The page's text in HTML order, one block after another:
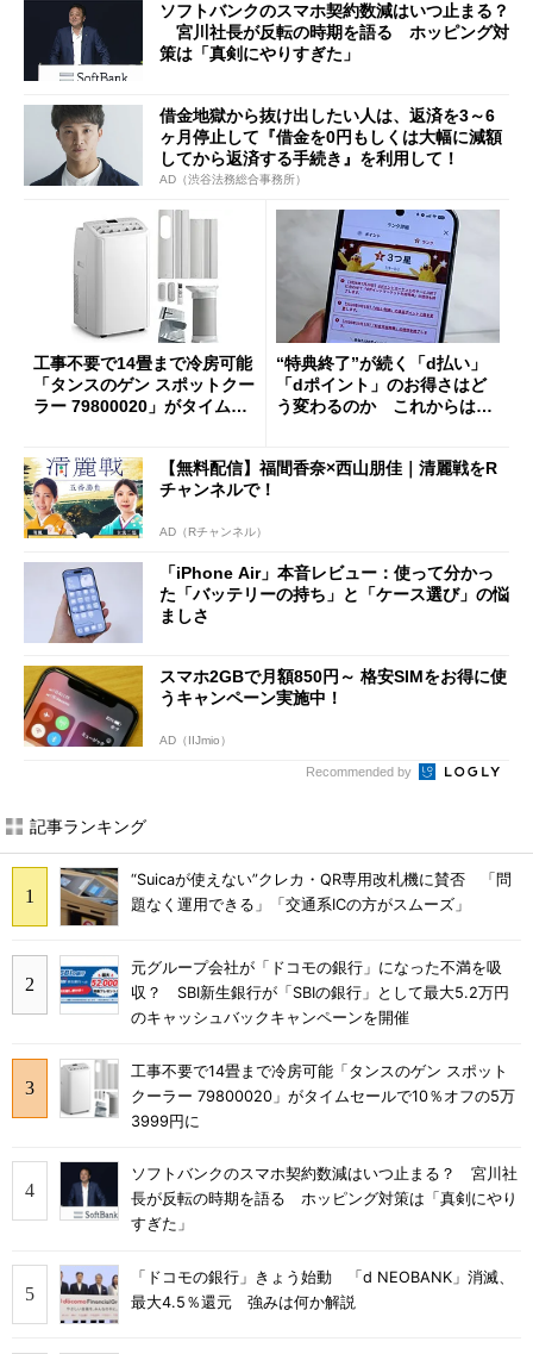
ソフトバンクのスマホ契約数減はいつ止まる？
宮川社長が反転の時期を語る ホッピング対
策は「真剣にやりすぎた」
借金地獄から抜け出したい人は、返済を3～6
ヶ月停止して『借金を0円もしくは大幅に減額
してから返済する手続き』を利用して！
AD（渋谷法務総合事務所）
工事不要で14畳まで冷房可能
「タンスのゲン スポットクー
ラー 79800020」がタイムセ
“特典終了”が続く「d払い」
「dポイント」のお得さはど
う変わるのか これからは
【無料配信】福間香奈×西山朋佳｜清麗戦をR
チャンネルで！
AD（Rチャンネル）
「iPhone Air」本音レビュー：使って分かっ
た「バッテリーの持ち」と「ケース選び」の悩
ましさ
スマホ2GBで月額850円～ 格安SIMをお得に使
うキャンペーン実施中！
AD（IIJmio）
Recommended by
記事ランキング
“Suicaが使えない”クレカ・QR専用改札機に賛否 「問
題なく運用できる」「交通系ICの方がスムーズ」
元グループ会社が「ドコモの銀行」になった不満を吸
収？ SBI新生銀行が「SBIの銀行」として最大5.2万円
のキャッシュバックキャンペーンを開催
工事不要で14畳まで冷房可能「タンスのゲン スポット
クーラー 79800020」がタイムセールで10％オフの5万
3999円に
ソフトバンクのスマホ契約数減はいつ止まる？ 宮川社
長が反転の時期を語る ホッピング対策は「真剣にやり
すぎた」
「ドコモの銀行」きょう始動 「d NEOBANK」消滅、
最大4.5％還元 強みは何か解説